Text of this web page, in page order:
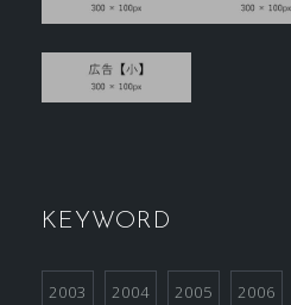
KEYWORD
2003 2004 2005 2006